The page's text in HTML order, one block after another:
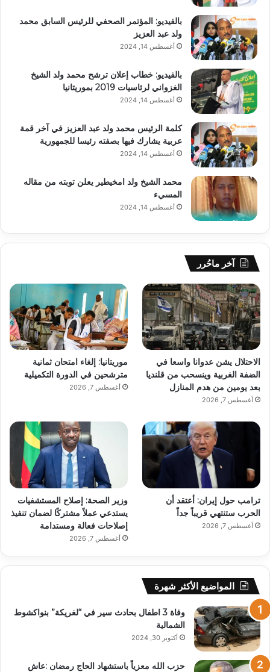
بالفيديو: المؤتمر الصحفي للرئيس السابق محمد
ولد عبد العزيز
أغسطس 14, 2024
بالفيديو: خطاب إعلان ترشح محمد ولد الشيخ
الغزواني لرئاسيات 2019 بموريتانيا
أغسطس 14, 2024
كلمة الرئيس محمد ولد عبد العزيز في آخر قمة
عربية يشارك فيها بصفته رئيسا للجمهورية
أغسطس 14, 2024
محمد الشيخ ولد امخيطير يعلن توبته من مقاله
المسيء
أغسطس 14, 2024
آخر ماحُرر
الاحتلال يشن عدوانا واسعا في
الضفة الغربية وينسحب من قلنديا
بعد يومين من هدم المنازل
أغسطس 7, 2026
موريتانيا: إلغاء امتحان ثمانية
مترشحين في الدورة التكميلية
أغسطس 7, 2026
ترامب حول إيران: أعتقد أن
الحرب ستنتهي قريباً جداً
أغسطس 7, 2026
وزير الصحة: إصلاح المستشفيات
يستدعي عملاً مشتركًا لضمان تنفيذ
إصلاحات فعالة ومستدامة
أغسطس 7, 2026
المواضيع الأكثر شهرة
وفاة 3 اطفال بحادث سير في “لغريكة” بنواكشوط
الشمالية
أكتوبر 30, 2024
حزب الله معزياً باستشهاد الحاج رمضان :عاش